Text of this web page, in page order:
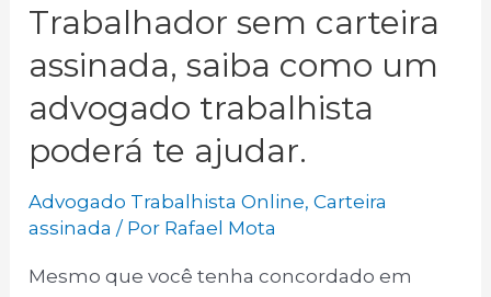
Trabalhador sem carteira
assinada, saiba como um
advogado trabalhista
poderá te ajudar.
Advogado Trabalhista Online,Carteira
assinada / Por Rafael Mota
Mesmo que você tenha concordado em